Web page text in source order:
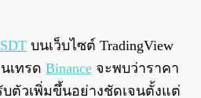
บนเว็บไซต์ TradingView
เทรด Binance จะพบว่าราคา
บตัวเพิ่มขึ้นอย่างชัดเจนตั้งแต่